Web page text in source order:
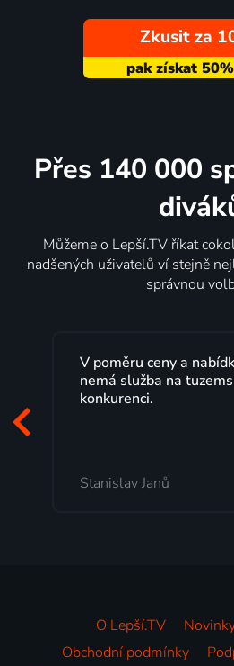
Zkusit za
Přes 140 000
Můžeme o Lepší.TV říkat
nadšených uživatelů ví stejně
správnou
Lepší.TV sleduji už
maximální
programů a
Milada Tomešová
O Lepší.TV
Obchodní podmínky